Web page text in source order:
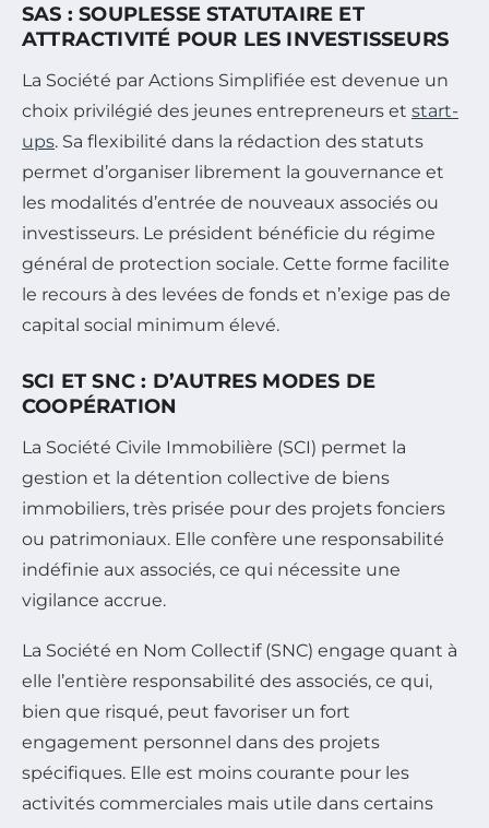
SAS : SOUPLESSE STATUTAIRE ET
ATTRACTIVITÉ POUR LES INVESTISSEURS
La Société par Actions Simplifiée est devenue un
choix privilégié des jeunes entrepreneurs et start-
ups. Sa flexibilité dans la rédaction des statuts
permet d’organiser librement la gouvernance et
les modalités d’entrée de nouveaux associés ou
investisseurs. Le président bénéficie du régime
général de protection sociale. Cette forme facilite
le recours à des levées de fonds et n’exige pas de
capital social minimum élevé.
SCI ET SNC : D’AUTRES MODES DE
COOPÉRATION
La Société Civile Immobilière (SCI) permet la
gestion et la détention collective de biens
immobiliers, très prisée pour des projets fonciers
ou patrimoniaux. Elle confère une responsabilité
indéfinie aux associés, ce qui nécessite une
vigilance accrue.
La Société en Nom Collectif (SNC) engage quant à
elle l’entière responsabilité des associés, ce qui,
bien que risqué, peut favoriser un fort
engagement personnel dans des projets
spécifiques. Elle est moins courante pour les
activités commerciales mais utile dans certains